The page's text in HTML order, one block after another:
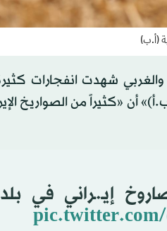
(أ.ب)
شهدت انفجارات
(د.ب.أ)» أن «كثيراً من
إيـ.ـراني في